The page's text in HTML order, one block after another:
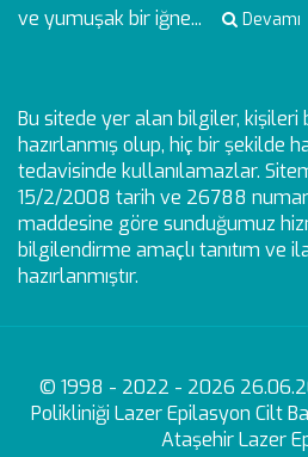
ve yumuşak bir iğne...
Devamı
Bu sitede yer alan bilgiler, kişileri
hazırlanmış olup, hiç bir şekilde
tedavisinde kullanılamazlar.
15/2/2008 tarih ve 26788
maddesine göre sunduğumuz
bilgilendirme amaçlı tanıtım ve
hazırlanmıştır.
© 1998 - 2022 - 2026
Polikliniği Lazer Epilasyon Cilt
Ataşehir Lazer